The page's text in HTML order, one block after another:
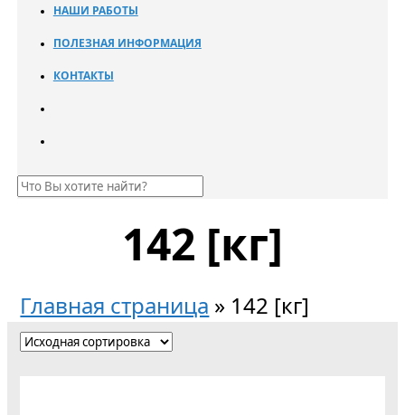
НАШИ РАБОТЫ
ПОЛЕЗНАЯ ИНФОРМАЦИЯ
КОНТАКТЫ
142 [кг]
Главная страница » 142 [кг]